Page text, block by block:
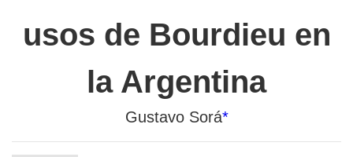
usos de Bourdieu en
la Argentina
Gustavo Sorá*